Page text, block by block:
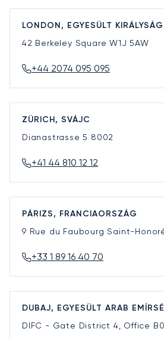
LONDON, EGYESÜLT KIRÁLYSÁG
42 Berkeley SquareW1J 5AW
+44 2074 095 095
ZÜRICH, SVÁJC
Dianastrasse 5 8002
+41 44 810 12 12
PÁRIZS, FRANCIAORSZÁG
9 Rue du Faubourg Saint-
+33 1 89 16 40 70
DUBAJ, EGYESÜLT ARAB
DIFC - Gate District 4, Office